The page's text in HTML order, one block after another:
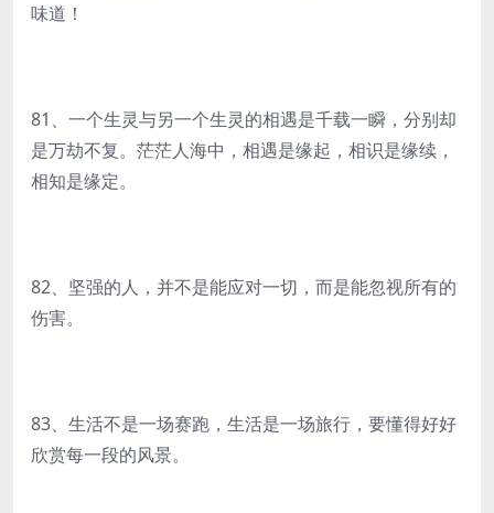
味道！
81、一个生灵与另一个生灵的相遇是千载一瞬，分别却
是万劫不复。茫茫人海中，相遇是缘起，相识是缘续，
相知是缘定。
82、坚强的人，并不是能应对一切，而是能忽视所有的
伤害。
83、生活不是一场赛跑，生活是一场旅行，要懂得好好
欣赏每一段的风景。